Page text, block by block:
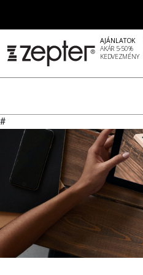
AJÁNLATOK
AKÁR 5-50%
KEDVEZMÉNY
#